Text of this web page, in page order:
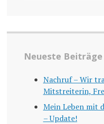
Neueste Beiträge
Nachruf – Wir
Mitstreiterin,
Mein Leben mit
– Update!